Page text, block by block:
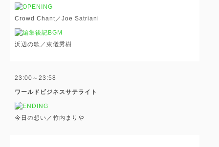
Crowd Chant／Joe Satriani
浜辺の歌／東儀秀樹
23:00～23:58
ワールドビジネスサテライト
今日の想い／竹内まりや